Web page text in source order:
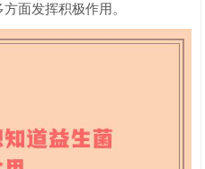
面发挥积极作用。